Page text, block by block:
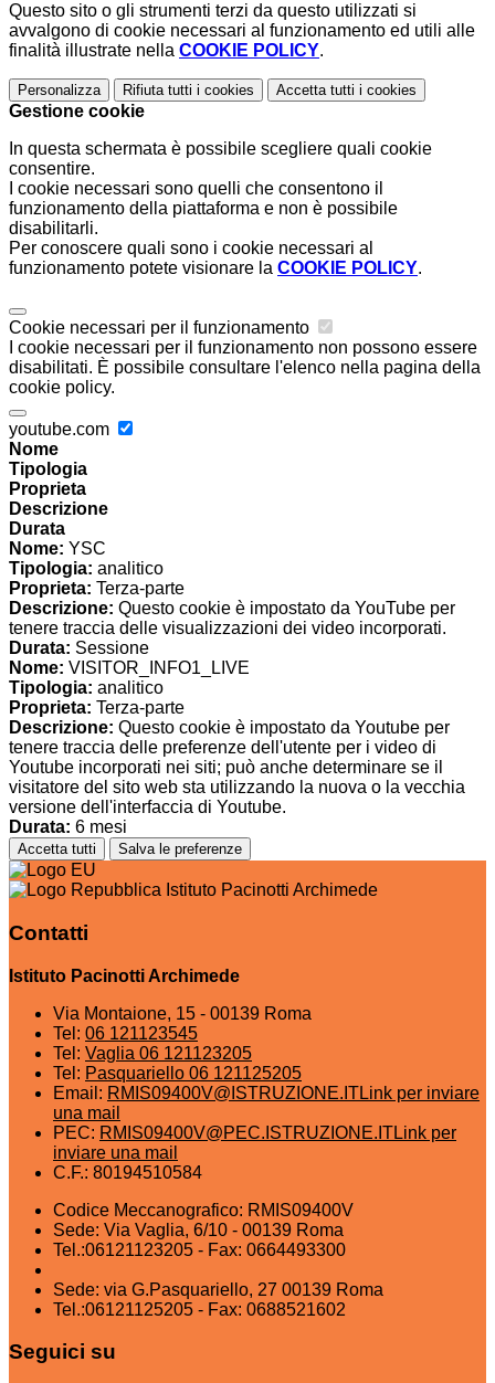
Questo sito o gli strumenti terzi da questo utilizzati si
avvalgono di cookie necessari al funzionamento ed utili alle
finalità illustrate nella COOKIE POLICY.
Personalizza Rifiuta tutti i cookies Accetta tutti i cookies
Gestione cookie
In questa schermata è possibile scegliere quali cookie
consentire.
I cookie necessari sono quelli che consentono il
funzionamento della piattaforma e non è possibile
disabilitarli.
Per conoscere quali sono i cookie necessari al
funzionamento potete visionare la COOKIE POLICY.
Cookie necessari per il funzionamento
I cookie necessari per il funzionamento non possono essere
disabilitati. È possibile consultare l'elenco nella pagina della
cookie policy.
youtube.com
Nome
Tipologia
Proprieta
Descrizione
Durata
Nome: YSC
Tipologia: analitico
Proprieta: Terza-parte
Descrizione: Questo cookie è impostato da YouTube per
tenere traccia delle visualizzazioni dei video incorporati.
Durata: Sessione
Nome: VISITOR_INFO1_LIVE
Tipologia: analitico
Proprieta: Terza-parte
Descrizione: Questo cookie è impostato da Youtube per
tenere traccia delle preferenze dell'utente per i video di
Youtube incorporati nei siti; può anche determinare se il
visitatore del sito web sta utilizzando la nuova o la vecchia
versione dell'interfaccia di Youtube.
Durata: 6 mesi
Accetta tutti Salva le preferenze
Istituto Pacinotti Archimede
Contatti
Istituto Pacinotti Archimede
Via Montaione, 15 - 00139 Roma
Tel: 06 121123545
Tel: Vaglia 06 121123205
Tel: Pasquariello 06 121125205
Email: RMIS09400V@ISTRUZIONE.ITLink per inviare
una mail
PEC: RMIS09400V@PEC.ISTRUZIONE.ITLink per
inviare una mail
C.F.: 80194510584
Codice Meccanografico: RMIS09400V
Sede: Via Vaglia, 6/10 - 00139 Roma
Tel.:06121123205 - Fax: 0664493300
Sede: via G.Pasquariello, 27 00139 Roma
Tel.:06121125205 - Fax: 0688521602
Seguici su